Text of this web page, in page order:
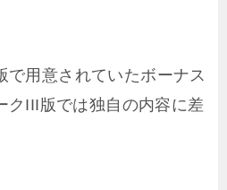
で用意されていたボーナス
クIII版では独自の内容に差